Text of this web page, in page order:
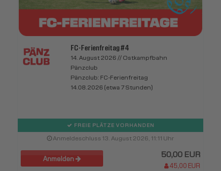
FC-Ferienfreitag #4
14. August 2026 // Ostkampfbahn
Pänzclub
Pänzclub: FC-Ferienfreitag
14.08.2026 (etwa 7 Stunden)
FREIE PLÄTZE VORHANDEN
Anmeldeschluss 13. August 2026, 11:11 Uhr
Anmelden 50,00 EUR
45,00 EUR